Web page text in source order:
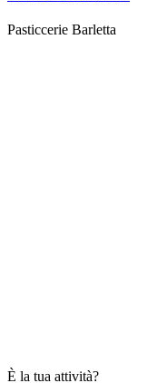
Pasticcerie Barletta
È la tua attività?